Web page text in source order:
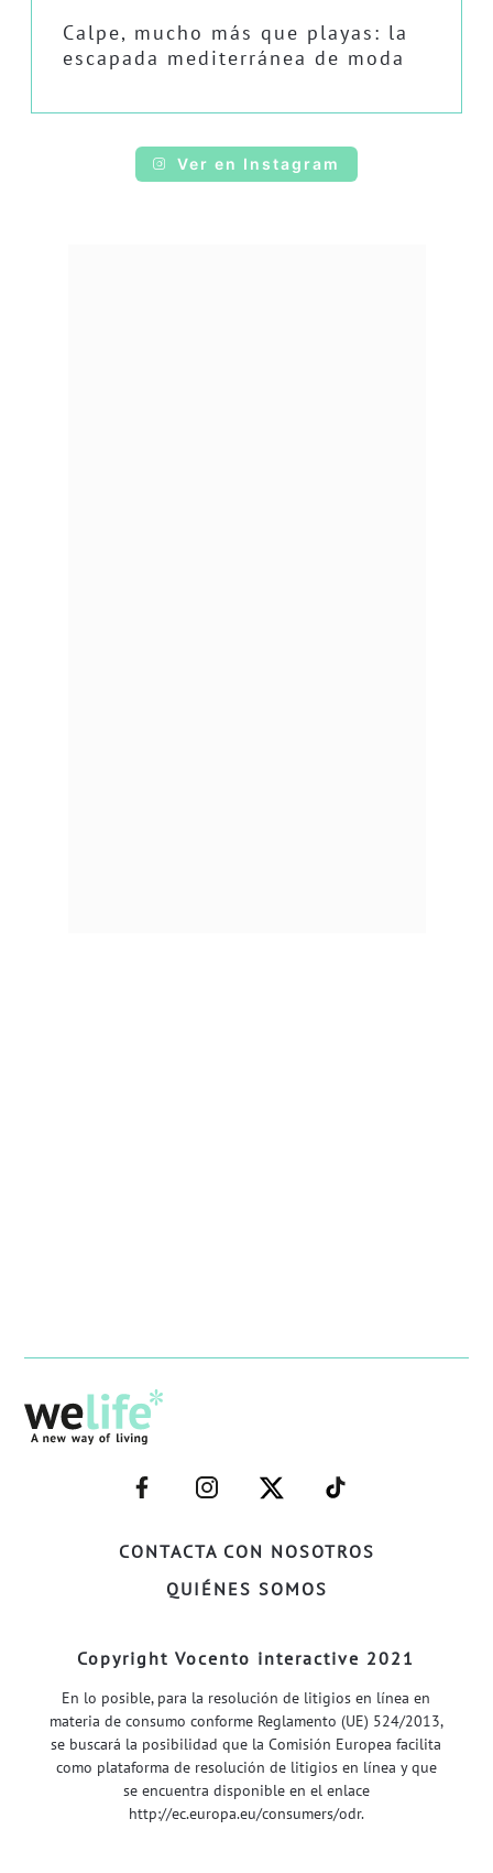
Calpe, mucho más que playas: la
escapada mediterránea de moda
Ver en Instagram
CONTACTA CON NOSOTROS
QUIÉNES SOMOS
–
FACEBOOK–
–
INSTAGRAM–
–
TWITTER–
–
WELIFE–
Copyright Vocento interactive 2021
En lo posible, para la resolución de litigios en línea en
materia de consumo conforme Reglamento (UE) 524/2013,
se buscará la posibilidad que la Comisión Europea facilita
como plataforma de resolución de litigios en línea y que
se encuentra disponible en el enlace
http://ec.europa.eu/consumers/odr.